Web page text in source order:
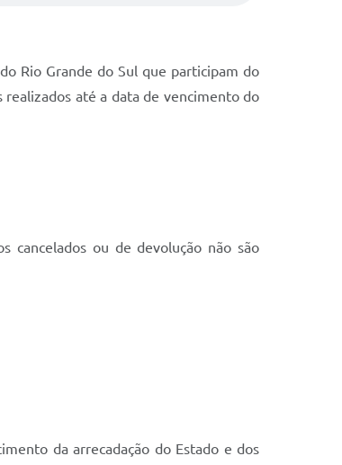
Rio Grande do Sul que participam do
realizados até a data de vencimento do
ou de devolução não são
da arrecadação do Estado e dos